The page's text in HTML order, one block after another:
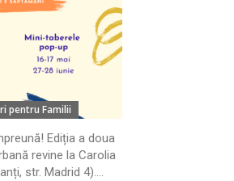
pentru Familii
Ediția a doua
revine la Carolia
str. Madrid 4)....